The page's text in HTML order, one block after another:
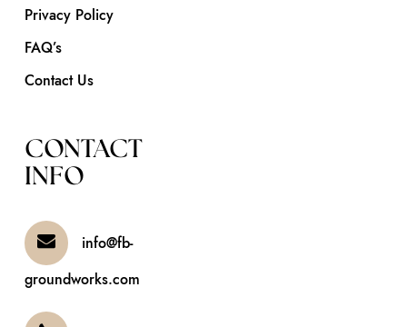
Privacy Policy
FAQ’s
Contact Us
CONTACT
INFO
info@fb-
groundworks.com